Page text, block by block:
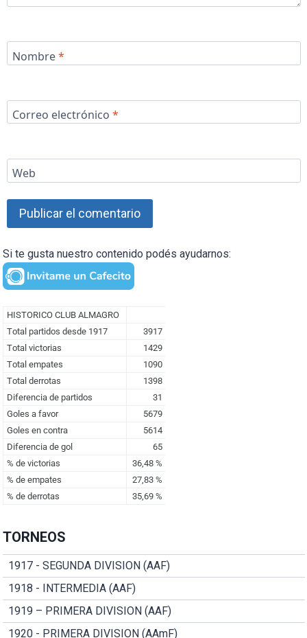
Nombre*
Correo electrónico *
Web
Si te gusta nuestro contenido podés ayudarnos:
TORNEOS
1917 - SEGUNDA DIVISION (AAF)
1918 - INTERMEDIA (AAF)
1919 – PRIMERA DIVISION (AAF)
1920 - PRIMERA DIVISION (AAmF)